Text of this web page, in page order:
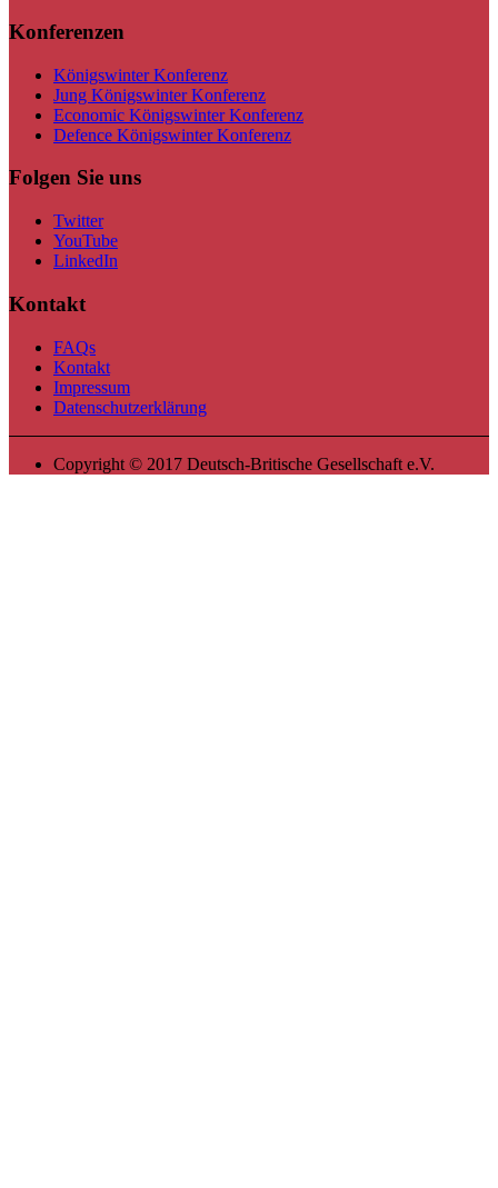
Konferenzen
Königswinter Konferenz
Jung Königswinter Konferenz
Economic Königswinter Konferenz
Defence Königswinter Konferenz
Folgen Sie uns
Twitter
YouTube
LinkedIn
Kontakt
FAQs
Kontakt
Impressum
Datenschutzerklärung
Copyright © 2017 Deutsch-Britische Gesellschaft e.V.